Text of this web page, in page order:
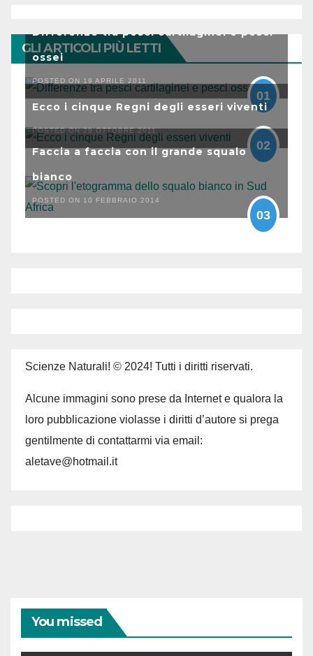
GLI ARTICOLI PIÙ LETTI
Differenze tra pesci cartilaginei e pesci
ossei
POSTED ON 19 APRILE 2011
01
Ecco i cinque Regni degli esseri viventi
POSTED ON 29 OTTOBRE 2011
02
Faccia a faccia con il grande squalo
bianco
POSTED ON 10 FEBBRAIO 2014
03
Scienze Naturali! © 2024! Tutti i diritti riservati.
Alcune immagini sono prese da Internet e qualora la
loro pubblicazione violasse i diritti d’autore si prega
gentilmente di contattarmi via email:
aletave@hotmail.it
You missed